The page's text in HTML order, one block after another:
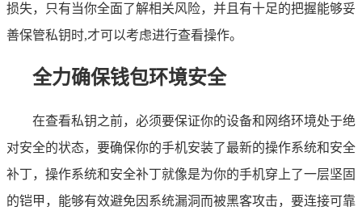
损失，只有当你全面了解相关风险，并且有十足的把握能够妥
善保管私钥时,才可以考虑进行查看操作。
全力确保钱包环境安全
在查看私钥之前，必须要保证你的设备和网络环境处于绝
对安全的状态，要确保你的手机安装了最新的操作系统和安全
补丁，操作系统和安全补丁就像是为你的手机穿上了一层坚固
的铠甲，能够有效避免因系统漏洞而被黑客攻击，要连接可靠